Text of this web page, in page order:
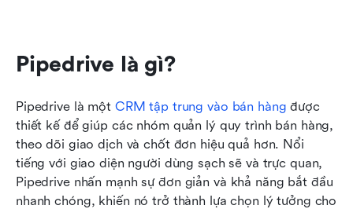
Pipedrive là gì?
Pipedrive là một CRM tập trung vào bán hàng được
thiết kế để giúp các nhóm quản lý quy trình bán hàng,
theo dõi giao dịch và chốt đơn hiệu quả hơn. Nổi
tiếng với giao diện người dùng sạch sẽ và trực quan,
Pipedrive nhấn mạnh sự đơn giản và khả năng bắt đầu
nhanh chóng, khiến nó trở thành lựa chọn lý tưởng cho